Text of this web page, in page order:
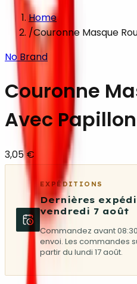
Home
/Couronne Masque
No Brand
Couronne
Avec
3,05 €
EXPÉDITIONS
Dernières
vendredi 7 août
Commandez avant
envoi. Les commandes
partir du lundi 17 août.